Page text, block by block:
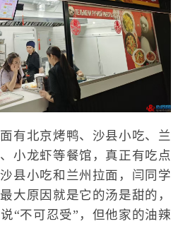
有北京烤鸭、沙县小吃、兰
小龙虾等餐馆，真正有吃点
县小吃和兰州拉面，闫同学
大原因就是它的汤是甜的，
“不可忍受”，但他家的油辣